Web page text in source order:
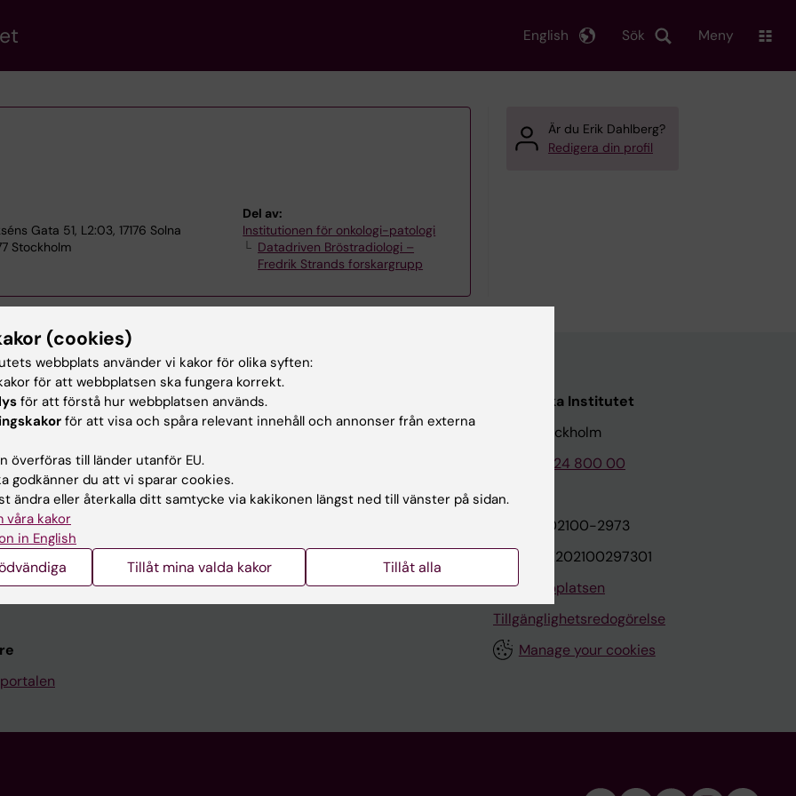
Sök
English Meny
Gata 51, L2:03, 17176 Solna
Stockholm
Del av:
Institutionen för onkologi-patologi
Datadriven Bröstradiologi –
Fredrik Strands forskargrupp
Är du Erik Dahlberg?
Redigera din profil
Kontakta och besök KI
Universitetsbiblioteket
Jobba på KI
Kontakta presstjänsten
Karolinska Institutet
171 77 Stockholm
Tel: 08-524 800 00
Org.nr: 202100-2973
VAT.nr: SE202100297301
Om webbplatsen
Tillgänglighetsredogörelse
Manage your cookies
(cookies)
webbplats använder vi kakor för olika syften:
för att webbplatsen ska fungera korrekt.
för att förstå hur webbplatsen används.
för att visa och spåra relevant innehåll och annonser från externa
överföras till länder utanför EU.
godkänner du att vi sparar cookies.
ändra eller återkalla ditt samtycke via kakikonen längst ned till vänster på sidan.
våra kakor
in English
Tillåt mina valda kakor Tillåt alla